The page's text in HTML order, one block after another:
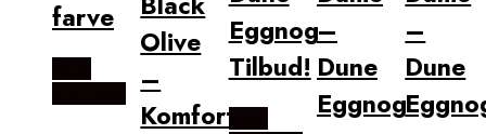
farve
Olive
–
Komfort!
Eggnog
Tilbud!
Vælg
–
Dune
Eggnog
–
Dune